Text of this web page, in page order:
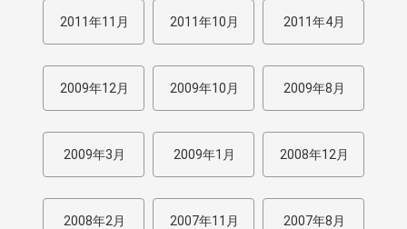
2011年11月 2011年10月 2011年4月
2009年12月 2009年10月 2009年8月
2009年3月 2009年1月 2008年12月
2008年2月 2007年11月 2007年8月